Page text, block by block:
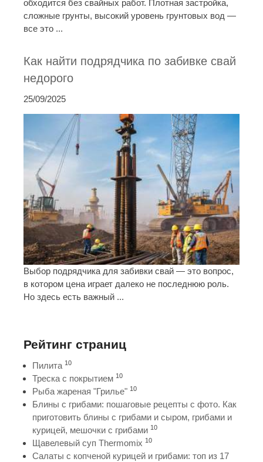
обходится без свайных работ. Плотная застройка,
сложные грунты, высокий уровень грунтовых вод —
все это ...
Как найти подрядчика по забивке свай
недорого
25/09/2025
Выбор подрядчика для забивки свай — это вопрос,
в котором цена играет далеко не последнюю роль.
Но здесь есть важный ...
Рейтинг страниц
Пилита 10
Треска с покрытием 10
Рыба жареная "Грилье" 10
Блины с грибами: пошаговые рецепты с фото. Как
приготовить блины с грибами и сыром, грибами и
курицей, мешочки с грибами 10
Щавелевый суп Thermomix 10
Салаты с копченой курицей и грибами: топ из 17